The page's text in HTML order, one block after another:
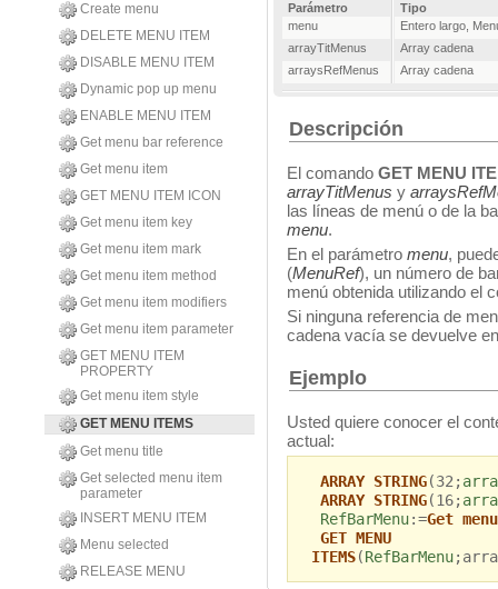
Create menu
DELETE MENU ITEM
DISABLE MENU ITEM
Dynamic pop up menu
ENABLE MENU ITEM
Get menu bar reference
Get menu item
GET MENU ITEM ICON
Get menu item key
Get menu item mark
Get menu item method
Get menu item modifiers
Get menu item parameter
GET MENU ITEM
PROPERTY
Get menu item style
GET MENU ITEMS
Get menu title
Get selected menu item
parameter
INSERT MENU ITEM
Menu selected
RELEASE MENU
Parámetro
Tipo
menu
Entero largo
arrayTitMenus
Array cadena
arraysRefMenus
Array cadena
Descripción
El comando GET MENU
arrayTitMenus y
las líneas de menú o de la
menu.
En el parámetro menu,
(MenuRef), un número de
menú obtenida utilizando el
Si ninguna referencia de
cadena vacía se devuelve
Ejemplo
Usted quiere conocer el
actual:
ARRAY STRING(32;
ARRAY STRING(16;
RefBarMenu:=Get
GET MENU
ITEMS(RefBarMenu